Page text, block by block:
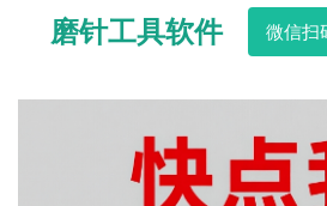
磨针工具软件 微信扫